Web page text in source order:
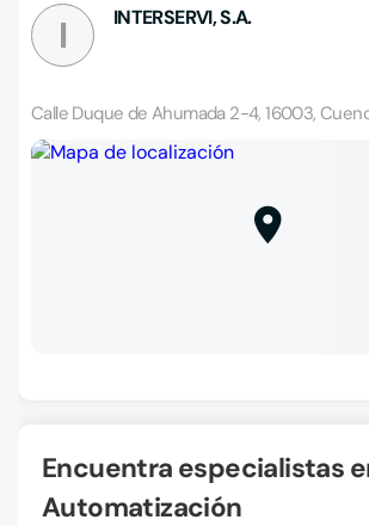
I INTERSERVI, S.A.
Calle Duque de Ahumada 2-4, 16003,
Encuentra especialistas en
Automatización